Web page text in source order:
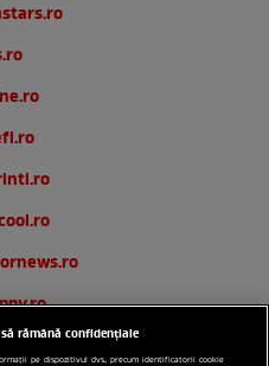
rămână confidențiale
pe dispozitivul dvs., precum identificatorii cookie